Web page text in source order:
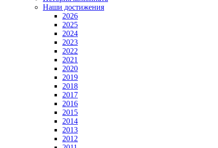
Наши достижения
2026
2025
2024
2023
2022
2021
2020
2019
2018
2017
2016
2015
2014
2013
2012